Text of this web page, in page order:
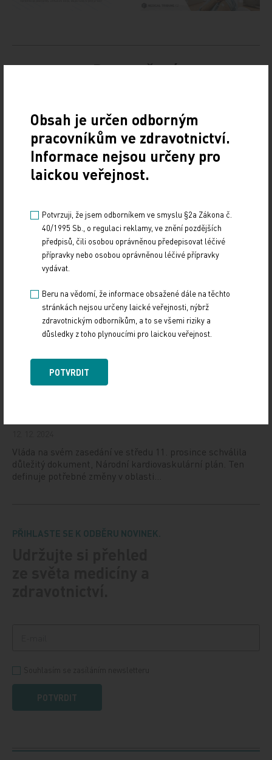
Doporučené
(CONy)
10. 3. 2025
19. světový kongres Controversies in Neurology (CONy)
se bude konat v termínu 20.–22. března 2025 v Praze.
17. 12. 2024
Dnešní Poradna přináší přehled o tom, jak funguje
ePoukaz, kde ho lze uplatnit a jaké možnosti má lékař
při jeho předání pacientovi. Představí mimo…
NUDZ nabízí kurs pro rodiče dětí s úzkostí
13. 12. 2024
pro rodiče dětí s úzkostmi. Účast nabízí zdarma ve 14
městech České republiky v rámci testovací…
Vláda na svém zasedání ve středu 11. prosince schválila
důležitý dokument, Národní kardiovaskulární plán. Ten
definuje potřebné změny v oblasti…
PŘIHLASTE SE K ODBĚRU NOVINEK.
POTVRDIT
Obsah je určen odborným
pracovníkům ve zdravotnictví.
Informace nejsou určeny pro
laickou veřejnost.
Potvrzuji, že jsem odborníkem ve smyslu §2a Zákona č.
40/1995 Sb., o regulaci reklamy, ve znění pozdějších
předpisů, čili osobou oprávněnou předepisovat léčivé
přípravky nebo osobou oprávněnou léčivé přípravky
vydávat.
Beru na vědomí, že informace obsažené dále na těchto
stránkách nejsou určeny laické veřejnosti, nýbrž
zdravotnickým odborníkům, a to se všemi riziky a
důsledky z toho plynoucími pro laickou veřejnost.
POTVRDIT